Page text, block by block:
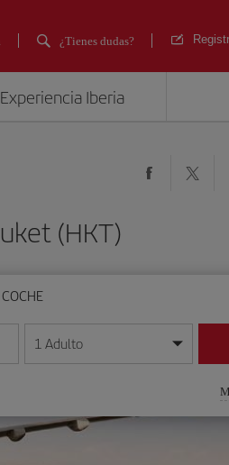
¿Tienes dudas?
Experiencia Iberia
(HKT)
COCHE
formato día/mes/año
1 Adulto